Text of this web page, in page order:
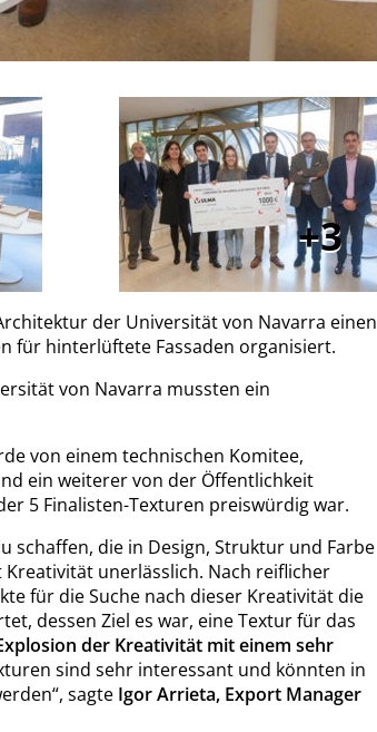
3
der Universität von Navarra einen
für hinterlüftete Fassaden organisiert.
von Navarra mussten ein
von einem technischen Komitee,
ein weiterer von der Öffentlichkeit
5 Finalisten-Texturen preiswürdig war.
schaffen, die in Design, Struktur und Farbe
unerlässlich. Nach reiflicher
für die Suche nach dieser Kreativität die
dessen Ziel es war, eine Textur für das
der Kreativität mit einem sehr
sind sehr interessant und könnten in
sagte Igor Arrieta, Export Manager